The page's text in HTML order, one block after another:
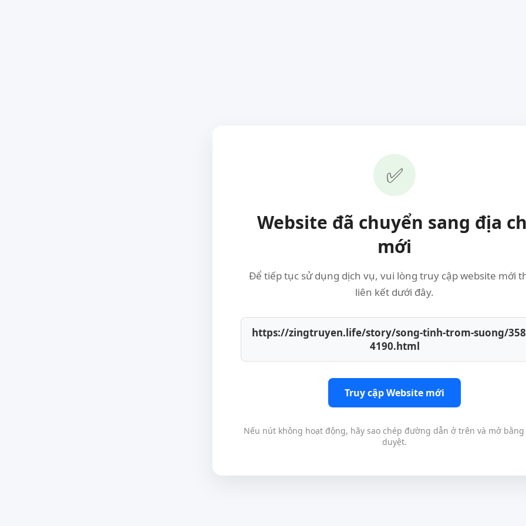
✅
Website đã chuyển sang địa
mới
Để tiếp tục sử dụng dịch vụ, vui lòng truy cập website mới
liên kết dưới đây.
https://zingtruyen.life/story/song-tinh-trom-suong/
4190.html
Truy cập Website mới
Nếu nút không hoạt động, hãy sao chép đường dẫn ở trên và mở
duyệt.